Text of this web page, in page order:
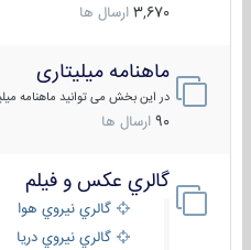
3,670 ارسال ها
ماهنامه میلیتاری
در این بخش می توانید ماهنامه
90 ارسال ها
گالري عكس و فيلم
گالري نيروي هوايي
گالري نيروي دريايي